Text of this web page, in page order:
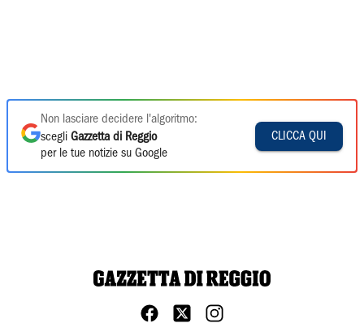
Non lasciare decidere l'algoritmo:
scegli Gazzetta di Reggio
per le tue notizie su Google
CLICCA QUI